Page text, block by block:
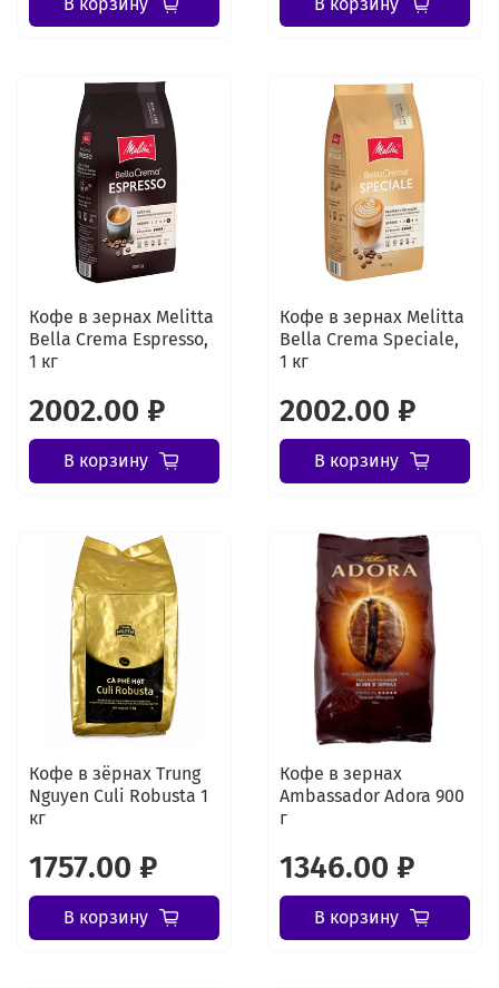
Кофе в зернах Melitta
Bella Crema Espresso,
1 кг
2002.00 ₽
В корзину
Кофе в зернах Melitta
Bella Crema Speciale,
1 кг
2002.00 ₽
В корзину
Кофе в зёрнах Trung
Nguyen Culi Robusta 1
кг
1757.00 ₽
В корзину
Кофе в зернах
Ambassador Adora 900
г
1346.00 ₽
В корзину